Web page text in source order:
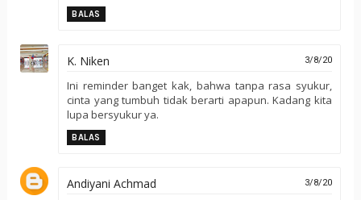
BALAS
K. Niken 3/8/20
Ini reminder banget kak, bahwa tanpa rasa syukur,
cinta yang tumbuh tidak berarti apapun. Kadang kita
lupa bersyukur ya.
BALAS
Andiyani Achmad 3/8/20